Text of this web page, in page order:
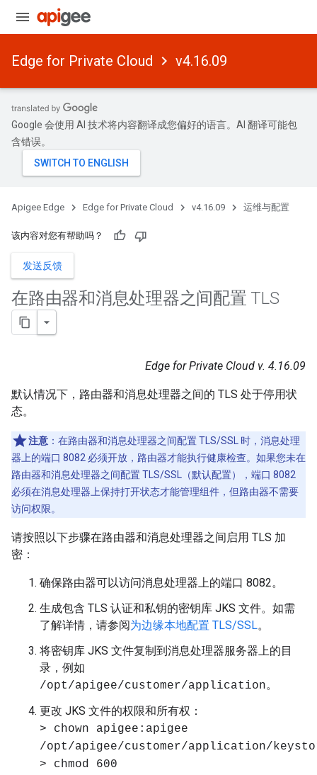
Edge for Private Cloud v4.16.09
Google 会使用 AI 技术将内容翻译成您偏好的语言。AI 翻译可能包
含错误。
Apigee Edge Edge for Private Cloud v4.16.09 运维与配置
该内容对您有帮助吗？
发送反馈
在路由器和消息处理器之间配置 TLS
Edge for Private Cloud v. 4.16.09
默认情况下，路由器和消息处理器之间的 TLS 处于停用状
态。
注意 ：在路由器和消息处理器之间配置 TLS/SSL 时，消息处理
器上的端口 8082 必须开放，路由器才能执行健康检查。如果您未在
路由器和消息处理器之间配置 TLS/SSL（默认配置），端口 8082
必须在消息处理器上保持打开状态才能管理组件，但路由器不需要
访问权限。
请按照以下步骤在路由器和消息处理器之间启用 TLS 加
密：
确保路由器可以访问消息处理器上的端口 8082。
生成包含 TLS 认证和私钥的密钥库 JKS 文件。如需
了解详情，请参阅为边缘本地配置 TLS/SSL。
将密钥库 JKS 文件复制到消息处理器服务器上的目
录，例如
/opt/apigee/customer/application。
更改 JKS 文件的权限和所有权：
> chown apigee:apigee
/opt/apigee/customer/application/
> chmod 600